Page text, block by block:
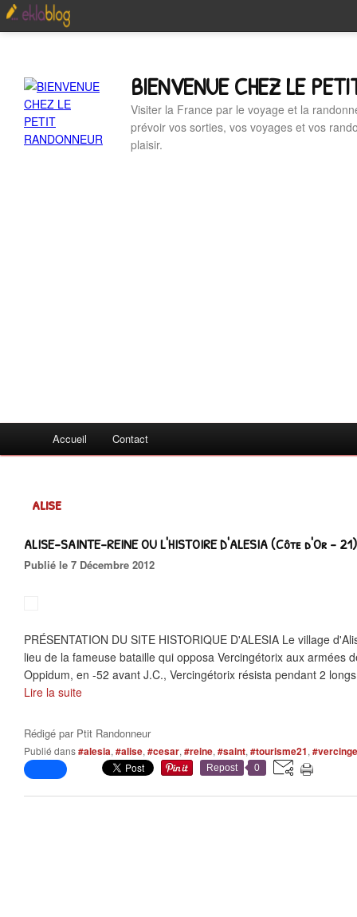
BIENVENUE CHEZ LE
Visiter la France par le voyage et la
prévoir vos sorties, vos voyages et vos
plaisir.
Accueil Contact
alise
ALISE-SAINTE-REINE OU L'HISTOIRE D'ALESIA (Côte d'Or - 21)
Publié le 7 Décembre 2012
PRÉSENTATION DU SITE HISTORIQUE D'ALESIA Le village
lieu de la fameuse bataille qui opposa Vercingétorix aux armées
Oppidum, en -52 avant J.C., Vercingétorix résista pendant 2
Lire la suite
Rédigé par Ptit Randonneur
Publié dans#alesia, #alise, #cesar, #reine, #saint, #tourisme21,
Repost 0